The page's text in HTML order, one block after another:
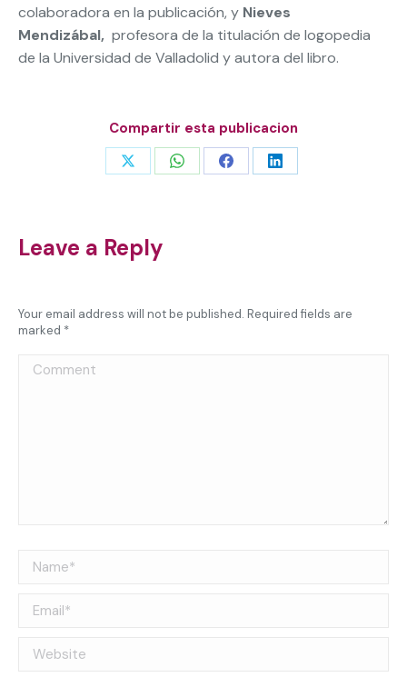
colaboradora en la publicación, y Nieves
Mendizábal, profesora de la titulación de logopedia
de la Universidad de Valladolid y autora del libro.
Compartir esta publicacion
Share Share Share Share
Leave a Reply
Your email address will not be published. Required fields are
marked *
Comment
Name *
Email *
Website